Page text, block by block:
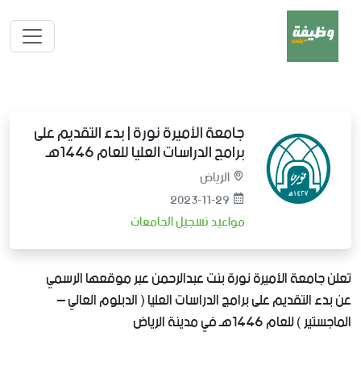
جامعة الأميرة نورة | بدء التقديم على
برامج الدراسات العليا للعام 1446هـ
الرياض
2023-11-29
مواعيد تسجيل الجامعات
تعلن جامعة الأميرة نورة بنت عبدالرحمن عبر موقعها الرسمي
عن بدء التقديم على برامج الدراسات العليا ( الدبلوم العالي –
الماجستير ) للعام 1446هـ في مدينة الرياض